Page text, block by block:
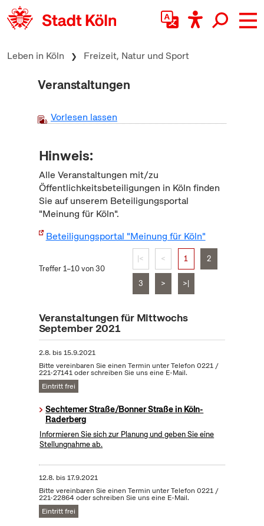
zum Inhalt springen
Leben in Köln Freizeit, Natur und Sport
Veranstaltungen
Vorlesen lassen
Hinweis:
Alle Veranstaltungen mit/zu
Öffentlichkeitsbeteiligungen in Köln finden
Sie auf unserem Beteiligungsportal
"Meinung für Köln".
Beteiligungsportal "Meinung für Köln"
Treffer 1–10 von 30
|< < 1 2
3 > >|
Veranstaltungen für Mittwochs
September 2021
2.8. bis15.9.2021
Bitte vereinbaren Sie einen Termin unter Telefon 0221 /
221-27141 oder schreiben Sie uns eine E-Mail.
Eintritt frei
Sechtemer Straße/Bonner Straße in Köln-
Raderberg
Informieren Sie sich zur Planung und geben Sie eine
Stellungnahme ab.
12.8. bis17.9.2021
Bitte vereinbaren Sie einen Termin unter Telefon 0221 /
221-22864 oder schreiben Sie uns eine E-Mail.
Eintritt frei